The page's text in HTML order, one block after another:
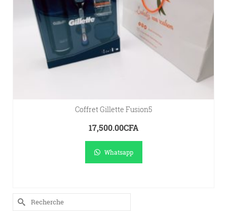
Coffret Gillette Fusion5
17,500.00CFA
Whatsapp
Rechercher :